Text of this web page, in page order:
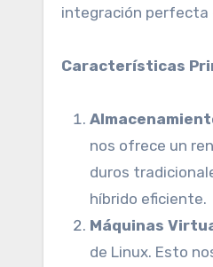
integración perfecta
Características
nos ofrece un
duros
híbrido eficiente.
Máquinas
de Linux. Esto